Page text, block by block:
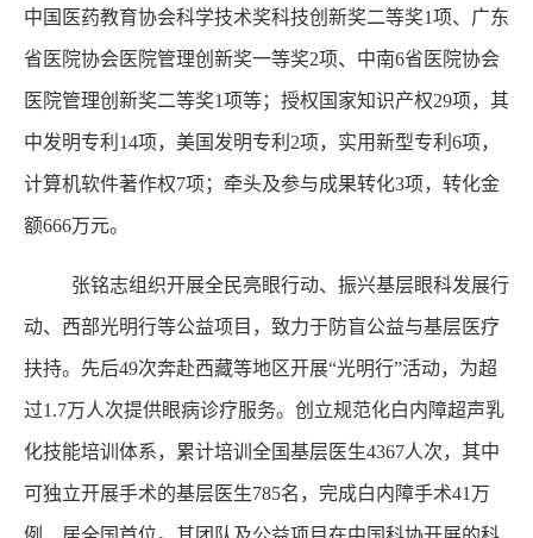
中国医药教育协会科学技术奖科技创新奖二等奖1项、广东
省医院协会医院管理创新奖一等奖2项、中南6省医院协会
医院管理创新奖二等奖1项等；授权国家知识产权29项，其
中发明专利14项，美国发明专利2项，实用新型专利6项，
计算机软件著作权7项；牵头及参与成果转化3项，转化金
额666万元。
张铭志组织开展全民亮眼行动、振兴基层眼科发展行
动、西部光明行等公益项目，致力于防盲公益与基层医疗
扶持。先后49次奔赴西藏等地区开展“光明行”活动，为超
过1.7万人次提供眼病诊疗服务。创立规范化白内障超声乳
化技能培训体系，累计培训全国基层医生4367人次，其中
可独立开展手术的基层医生785名，完成白内障手术41万